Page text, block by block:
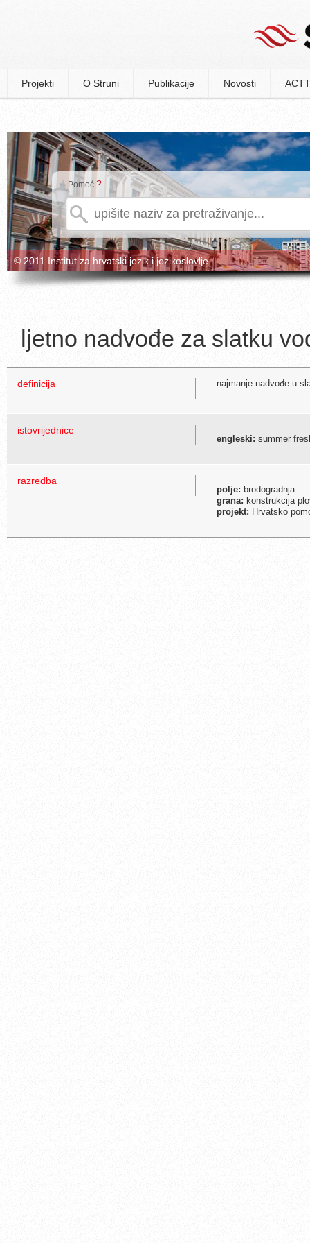
Projekti O Struni Publikacije Novosti
Pomoć ?
© 2011 Institut za hrvatski jezik i jezikoslovlje
ljetno nadvođe za slatku
definicija najmanje nadvođe u
istovrijednice
engleski: summer
razredba
polje: brodogradnja
grana: konstrukcija
projekt: Hrvatsko